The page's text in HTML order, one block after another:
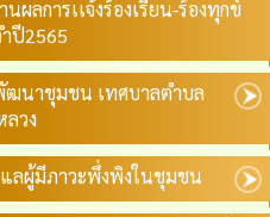
นผลการเเจ้งร้องเรียน-ร้องทุกข์
ปี2565
ฒนาชุมชน เทศบาลตำบล
วง
ลผู้มีภาวะพึ่งพิงในชุมชน